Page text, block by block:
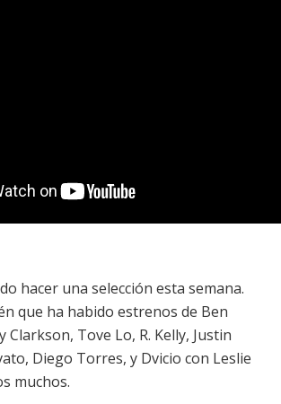
hacer una selección esta semana.
que ha habido estrenos de Ben
Clarkson, Tove Lo, R. Kelly, Justin
, Diego Torres, y Dvicio con Leslie
muchos.